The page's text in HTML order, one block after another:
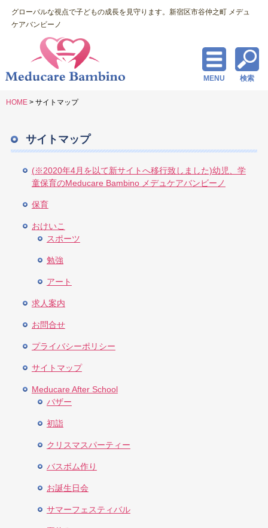
グローバルな視点で子どもの成長を見守ります。新宿区市谷仲之町 メデュ
ケアバンビーノ
検索
MENU
HOME > サイトマップ
サイトマップ
(※2020年4月を以て新サイトへ移行致しました)幼児、学
童保育のMeducare Bambino メデュケアバンビーノ
保育
おけいこ
スポーツ
勉強
アート
求人案内
お問合せ
プライバシーポリシー
サイトマップ
Meducare After School
バザー
初詣
クリスマスパーティー
バスボム作り
お誕生日会
サマーフェスティバル